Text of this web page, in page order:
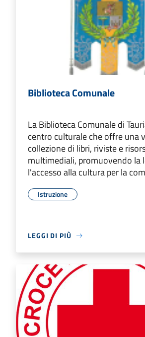
Biblioteca Comunale
La Biblioteca Comunale di
centro culturale che offre una
collezione di libri, riviste e
multimediali, promuovendo la
l'accesso alla cultura per la
Istruzione
LEGGI DI PIÙ